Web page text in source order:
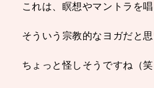
これは、瞑想やマントラを唱
そういう宗教的なヨガだと思
ちょっと怪しそうですね（笑